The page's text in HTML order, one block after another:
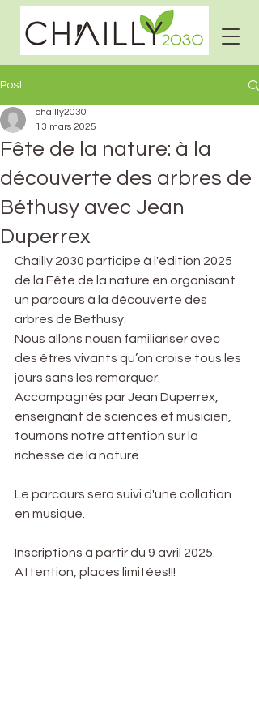
Post
Fête de la nature: à la
découverte des arbres de
Béthusy avec Jean
Duperrex
chailly2030
13 mars 2025
Chailly 2030 participe à l'édition 2025
de la Fête de la nature en organisant
un parcours à la découverte des
arbres de Bethusy.
Nous allons nousn familiariser avec
des êtres vivants qu’on croise tous les
jours sans les remarquer.
Accompagnés par Jean Duperrex,
enseignant de sciences et musicien,
tournons notre attention sur la
richesse de la nature.
Le parcours sera suivi d'une collation
en musique.
Inscriptions à partir du 9 avril 2025.
Attention, places limitées!!!